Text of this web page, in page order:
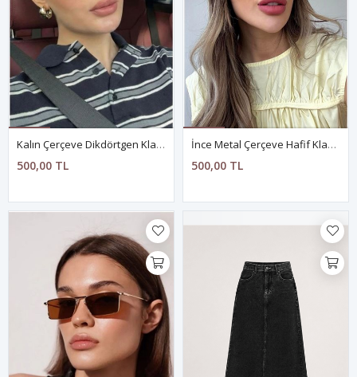
Kalın Çerçeve Dikdörtgen Klasik Gözlük
500,00 TL
İnce Metal Çerçeve Hafif Klasik Güneş Gözlüğü
500,00 TL